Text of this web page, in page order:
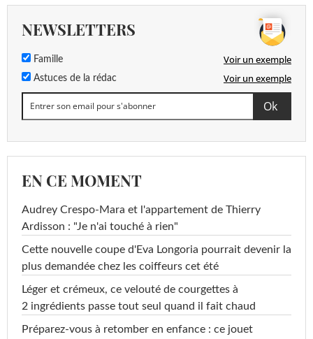
NEWSLETTERS
Famille Voir un exemple
Astuces de la rédac Voir un exemple
EN CE MOMENT
Audrey Crespo-Mara et l'appartement de Thierry
Ardisson : "Je n'ai touché à rien"
Cette nouvelle coupe d'Eva Longoria pourrait devenir la
plus demandée chez les coiffeurs cet été
Léger et crémeux, ce velouté de courgettes à
2 ingrédients passe tout seul quand il fait chaud
Préparez-vous à retomber en enfance : ce jouet